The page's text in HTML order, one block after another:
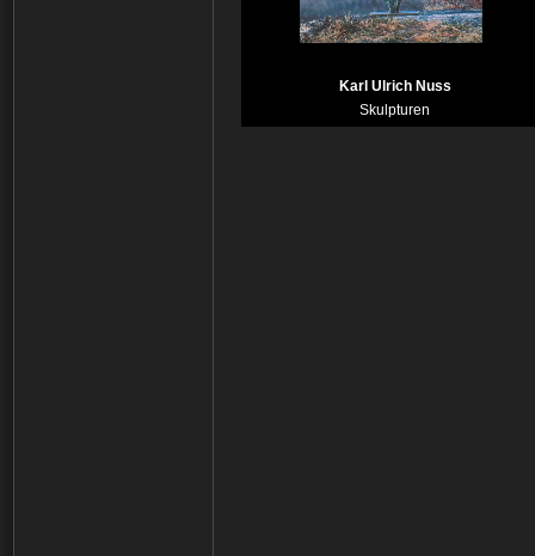
Karl Ulrich Nuss
Skulpturen